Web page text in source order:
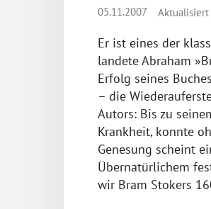
05.11.2007 Aktualisiert
Er ist eines der
landete Abraham
Erfolg seines
– die
Autors: Bis zu
Krankheit, konnte
Genesung scheint
Übernatürlichem
wir Bram Stokers